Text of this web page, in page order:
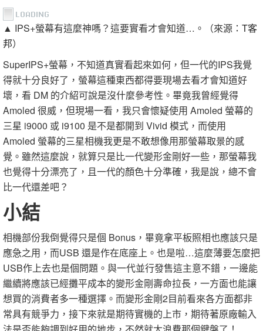
▲ IPS+螢幕有這麼神嗎？這要實看才會知道…。（來源： T客
邦）
SuperIPS+螢幕，不知道真實看起來如何，但一代的IPS我覺
得就十分良好了，螢幕這種東西都得要現場去看才會知道好
壞，看 DM 的介紹可說是沒什麼參考性。畢竟我曾經覺得
Amoled 很威，但現場一看，我只會懷疑使用 Amoled 螢幕的
三星 i9000 或 i9100 是不是都開到 Vivid 模式，而使用
Amoled 螢幕的三星相機我更是不敢想像用那螢幕取景的感
覺。雖然這麼說，就算只是比一代變形金剛好一些，那螢幕我
也覺得十分漂亮了，且一代的顏色十分準確，我是說，總不會
比一代還差吧？
小結
相機部份我倒覺得只是個 Bonus，畢竟拿平板照相也應該只是
應急之用，而USB 還是作在底座上。也是啦…這麼薄要怎麼把
USB作上去也是個問題。與一代並行發售這主意不錯，一邊能
繼續將應該已經攤平成本的變形金剛壽命拉長，一方面也能讓
想買的消費者多一種選擇。而變形金剛2目前看來各方面都非
常具有競爭力，接下來就是期待實機的上市，期待著原廠輸入